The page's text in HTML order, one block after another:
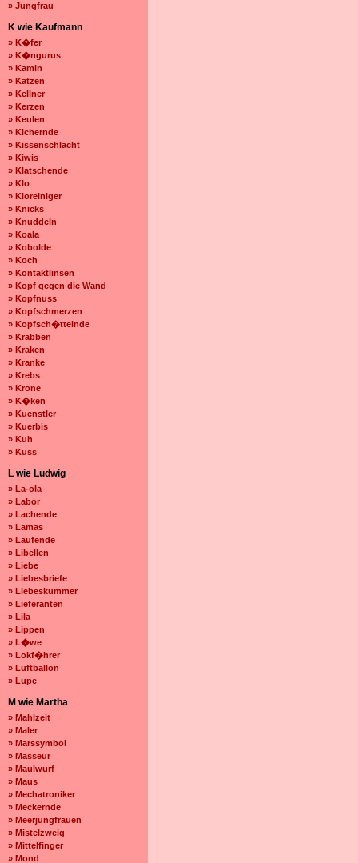
» Jungfrau
K wie Kaufmann
» K�fer
» K�ngurus
» Kamin
» Katzen
» Kellner
» Kerzen
» Keulen
» Kichernde
» Kissenschlacht
» Kiwis
» Klatschende
» Klo
» Kloreiniger
» Knicks
» Knuddeln
» Koala
» Kobolde
» Koch
» Kontaktlinsen
» Kopf gegen die Wand
» Kopfnuss
» Kopfschmerzen
» Kopfsch�ttelnde
» Krabben
» Kraken
» Kranke
» Krebs
» Krone
» K�ken
» Kuenstler
» Kuerbis
» Kuh
» Kuss
L wie Ludwig
» La-ola
» Labor
» Lachende
» Lamas
» Laufende
» Libellen
» Liebe
» Liebesbriefe
» Liebeskummer
» Lieferanten
» Lila
» Lippen
» L�we
» Lokf�hrer
» Luftballon
» Lupe
M wie Martha
» Mahlzeit
» Maler
» Marssymbol
» Masseur
» Maulwurf
» Maus
» Mechatroniker
» Meckernde
» Meerjungfrauen
» Mistelzweig
» Mittelfinger
» Mond